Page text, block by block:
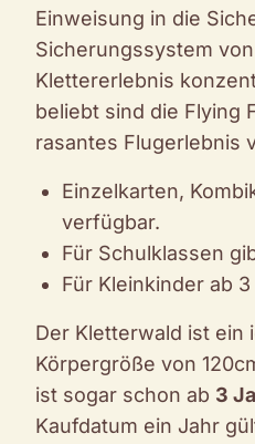
Einweisung in die
Sicherungssystem
Klettererlebnis
beliebt sind die Flying
rasantes Flugerlebnis
Einzelkarten,
verfügbar.
Für Schulklassen
Für Kleinkinder ab
Der Kletterwald ist ein
Körpergröße von
ist sogar schon ab 3
Kaufdatum ein Jahr